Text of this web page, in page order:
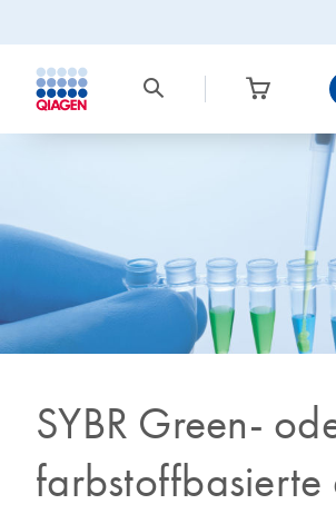
SYBR Green-
farbstoffbasierte